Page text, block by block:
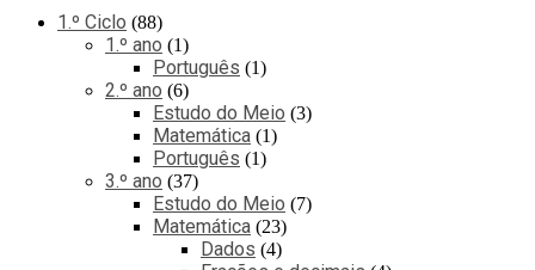
1.º Ciclo 88
1.º ano 1
Português 1
2.º ano 6
Estudo do Meio 3
Matemática 1
Português 1
3.º ano 37
Estudo do Meio 7
Matemática 23
Dados 4